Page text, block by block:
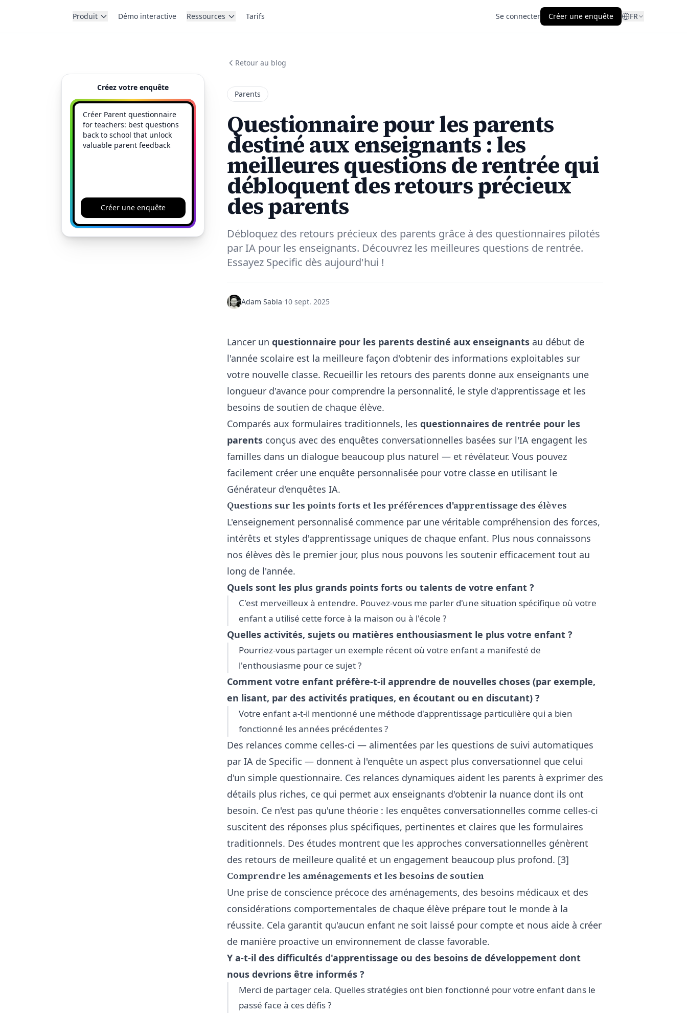
Produit Démo interactive Ressources Tarifs Se connecter Créer une enquête FR
Créez votre enquête
Créer une enquête
Retour au blog
Parents
Questionnaire pour les parents
destiné aux enseignants : les
meilleures questions de rentrée qui
débloquent des retours précieux
des parents
Débloquez des retours précieux des parents grâce à des questionnaires pilotés
par IA pour les enseignants. Découvrez les meilleures questions de rentrée.
Essayez Specific dès aujourd'hui !
Adam Sabla·10 sept. 2025
Lancer un questionnaire pour les parents destiné aux enseignants au début de
l'année scolaire est la meilleure façon d'obtenir des informations exploitables sur
votre nouvelle classe. Recueillir les retours des parents donne aux enseignants une
longueur d'avance pour comprendre la personnalité, le style d'apprentissage et les
besoins de soutien de chaque élève.
Comparés aux formulaires traditionnels, les questionnaires de rentrée pour les
parents conçus avec des enquêtes conversationnelles basées sur l'IA engagent les
familles dans un dialogue beaucoup plus naturel — et révélateur. Vous pouvez
facilement créer une enquête personnalisée pour votre classe en utilisant le
Générateur d'enquêtes IA.
Questions sur les points forts et les préférences d'apprentissage des élèves
L'enseignement personnalisé commence par une véritable compréhension des forces,
intérêts et styles d'apprentissage uniques de chaque enfant. Plus nous connaissons
nos élèves dès le premier jour, plus nous pouvons les soutenir efficacement tout au
long de l'année.
Quels sont les plus grands points forts ou talents de votre enfant ?
C'est merveilleux à entendre. Pouvez-vous me parler d'une situation spécifique où votre
enfant a utilisé cette force à la maison ou à l'école ?
Quelles activités, sujets ou matières enthousiasment le plus votre enfant ?
Pourriez-vous partager un exemple récent où votre enfant a manifesté de
l'enthousiasme pour ce sujet ?
Comment votre enfant préfère-t-il apprendre de nouvelles choses (par exemple,
en lisant, par des activités pratiques, en écoutant ou en discutant) ?
Votre enfant a-t-il mentionné une méthode d'apprentissage particulière qui a bien
fonctionné les années précédentes ?
Des relances comme celles-ci — alimentées par les questions de suivi automatiques
par IA de Specific — donnent à l'enquête un aspect plus conversationnel que celui
d'un simple questionnaire. Ces relances dynamiques aident les parents à exprimer des
détails plus riches, ce qui permet aux enseignants d'obtenir la nuance dont ils ont
besoin. Ce n'est pas qu'une théorie : les enquêtes conversationnelles comme celles-ci
suscitent des réponses plus spécifiques, pertinentes et claires que les formulaires
traditionnels. Des études montrent que les approches conversationnelles génèrent
des retours de meilleure qualité et un engagement beaucoup plus profond. [3]
Comprendre les aménagements et les besoins de soutien
Une prise de conscience précoce des aménagements, des besoins médicaux et des
considérations comportementales de chaque élève prépare tout le monde à la
réussite. Cela garantit qu'aucun enfant ne soit laissé pour compte et nous aide à créer
de manière proactive un environnement de classe favorable.
Y a-t-il des difficultés d'apprentissage ou des besoins de développement dont
nous devrions être informés ?
Merci de partager cela. Quelles stratégies ont bien fonctionné pour votre enfant dans le
passé face à ces défis ?